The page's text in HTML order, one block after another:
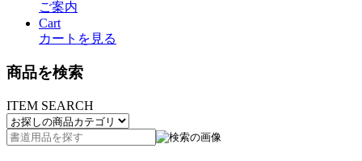
ご案内
Cart
カートを見る
商品を検索
ITEM SEARCH